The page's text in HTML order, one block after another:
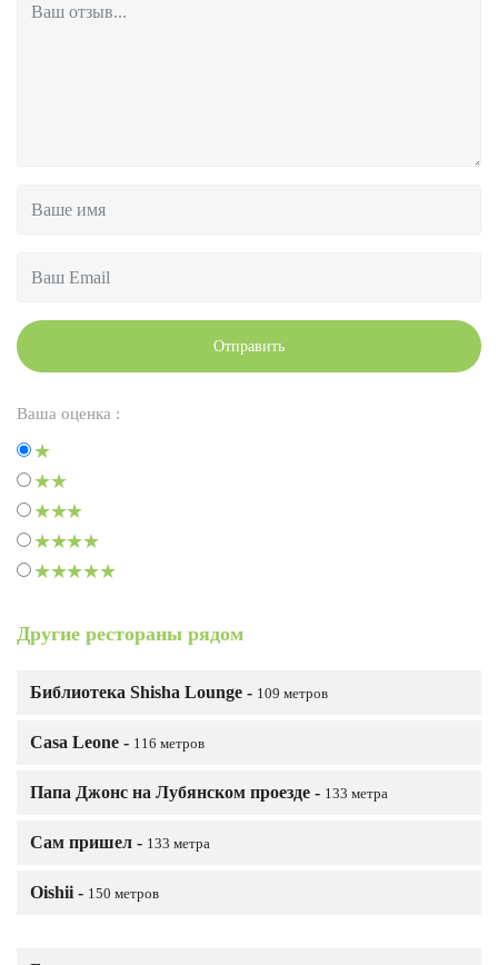
Отправить
Ваша оценка :
Другие рестораны рядом
Библиотека Shisha Lounge - 109 метров
Casa Leone - 116 метров
Папа Джонс на Лубянском проезде - 133 метра
Сам пришел - 133 метра
Oishii - 150 метров